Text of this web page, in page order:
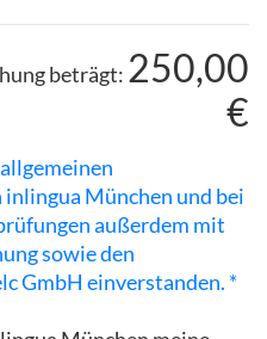
beträgt: 250,00
€
München und bei
außerdem mit
sowie den
GmbH einverstanden. *